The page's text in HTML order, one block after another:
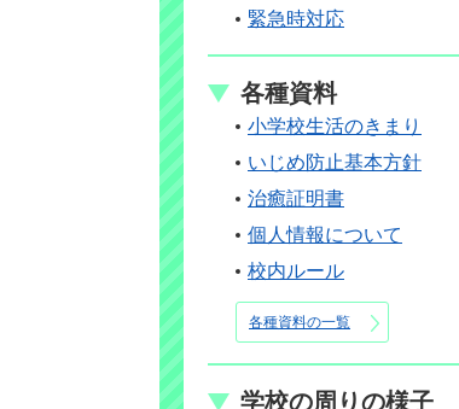
緊急時対応
各種資料
小学校生活のきまり
いじめ防止基本方針
治癒証明書
個人情報について
校内ルール
各種資料の一覧
学校の周りの様子